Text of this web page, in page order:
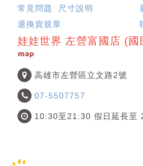
常見問題
尺寸說明
退換貨規章
娃娃世界 左營富國店 (國
map
高雄市左營區立文路2號
07-5507757
10:30至21:30 假日延長至